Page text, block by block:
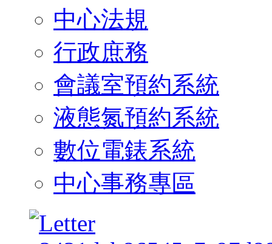
中心法規
行政庶務
會議室預約系統
液態氮預約系統
數位電錶系統
中心事務專區